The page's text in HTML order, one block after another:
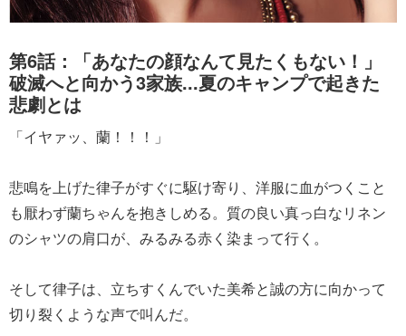
第6話：「あなたの顔なんて見たくもない！」
破滅へと向かう3家族...夏のキャンプで起きた
悲劇とは
「イヤァッ、蘭！！！」
悲鳴を上げた律子がすぐに駆け寄り、洋服に血がつくこと
も厭わず蘭ちゃんを抱きしめる。質の良い真っ白なリネン
のシャツの肩口が、みるみる赤く染まって行く。
そして律子は、立ちすくんでいた美希と誠の方に向かって
切り裂くような声で叫んだ。